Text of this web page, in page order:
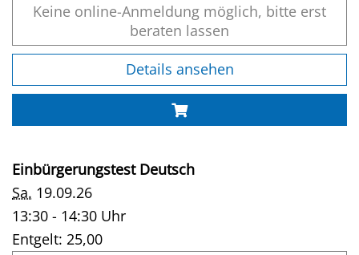
Keine online-Anmeldung möglich, bitte erst
beraten lassen
Details ansehen
Einbürgerungstest Deutsch
Sa. 19.09.26
13:30 - 14:30 Uhr
Entgelt: 25,00